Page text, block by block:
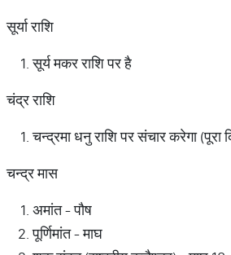
सूर्या राशि
सूर्य मकर राशि पर है
चंद्र राशि
चन्द्रमा धनु राशि पर संचार करेगा (पूरा
चन्द्र मास
अमांत - पौष
पूर्णिमांत - माघ